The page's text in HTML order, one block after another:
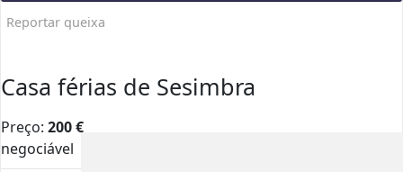
Reportar queixa
Casa férias de Sesimbra
Preço: 200€
negociável